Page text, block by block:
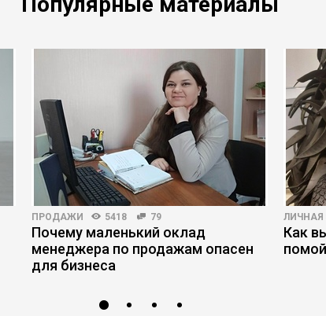
ПРОДАЖИ 5418 79
Почему маленький оклад
менеджера по продажам опасен
для бизнеса
ЛИЧНАЯ
Как